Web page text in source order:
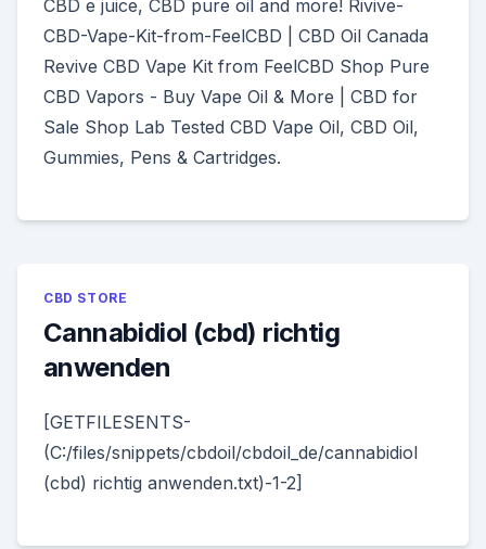
CBD e juice, CBD pure oil and more! Rivive-
CBD-Vape-Kit-from-FeelCBD | CBD Oil Canada
Revive CBD Vape Kit from FeelCBD Shop Pure
CBD Vapors - Buy Vape Oil & More | CBD for
Sale Shop Lab Tested CBD Vape Oil, CBD Oil,
Gummies, Pens & Cartridges.
CBD STORE
Cannabidiol (cbd) richtig
anwenden
[GETFILESENTS-
(C:/files/snippets/cbdoil/cbdoil_de/cannabidiol
(cbd) richtig anwenden.txt)-1-2]